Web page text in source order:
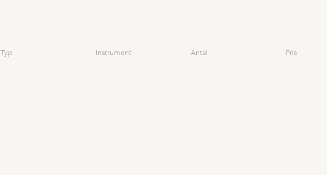
Typ Instrument Antal Pris